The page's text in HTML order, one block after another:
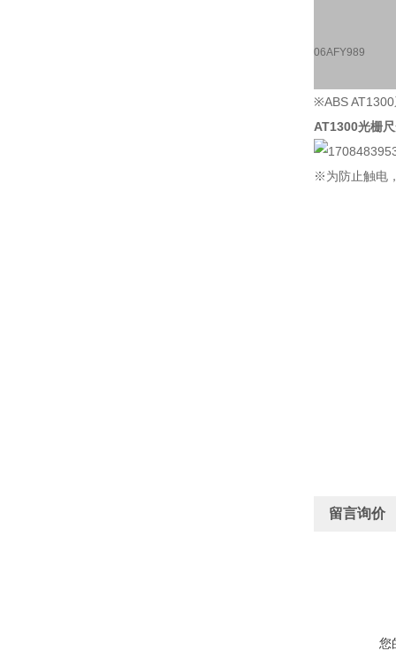
06AFY989
※ABS
AT1300光栅尺
※为防止触电
留言询价
您